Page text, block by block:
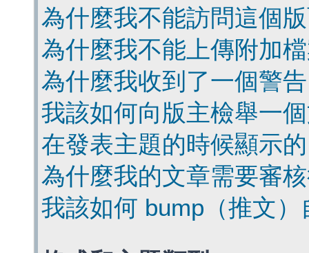
為什麼我不能訪問這個
為什麼我不能上傳附加
為什麼我收到了一個警
我該如何向版主檢舉一
在發表主題的時候顯示
為什麼我的文章需要審
我該如何 bump（推文